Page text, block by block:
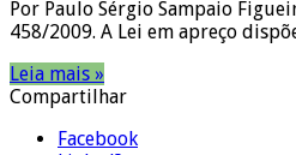
Por Paulo Sérgio Sampaio
458/2009. A Lei em apreço
Leia mais »
Compartilhar
Facebook